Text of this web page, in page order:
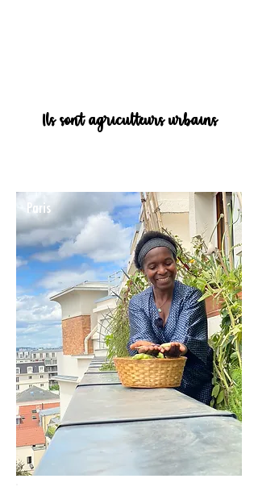
Ils sont agriculteurs urbains
Paris